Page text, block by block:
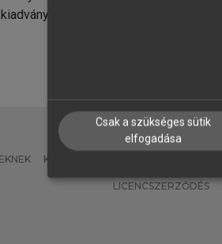
KÖNYVTÁROSOKNAK
LICENCSZERZŐDÉS
Csak a szükséges sütik
elfogadása